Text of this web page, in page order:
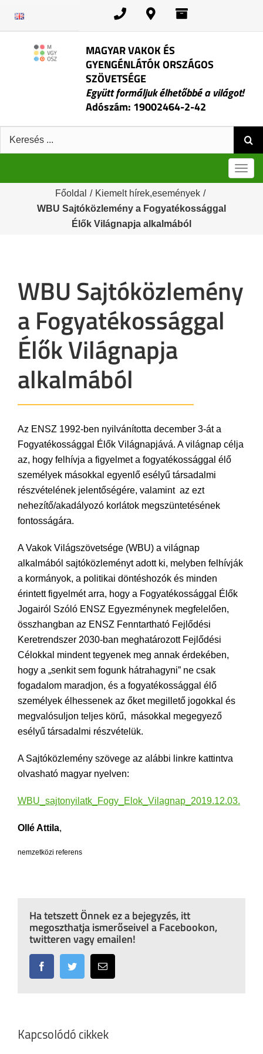
MAGYAR VAKOK ÉS
GYENGÉNLÁTÓK ORSZÁGOS
SZÖVETSÉGE
Együtt formáljuk élhetőbbé a világot!
Adószám: 19002464-2-42
Keresés:
Főoldal / Kiemelt hírek,események /
WBU Sajtóközlemény a Fogyatékossággal
Élők Világnapja alkalmából
WBU Sajtóközlemény
a Fogyatékossággal
Élők Világnapja
alkalmából
Az ENSZ 1992-ben nyilvánította december 3-át a
Fogyatékossággal Élők Világnapjává. A világnap célja
az, hogy felhívja a figyelmet a fogyatékossággal élő
személyek másokkal egyenlő esélyű társadalmi
részvételének jelentőségére, valamint az ezt
nehezítő/akadályozó korlátok megszüntetésének
fontosságára.
A Vakok Világszövetsége (WBU) a világnap
alkalmából sajtóközleményt adott ki, melyben felhívják
a kormányok, a politikai döntéshozók és minden
érintett figyelmét arra, hogy a Fogyatékossággal Élők
Jogairól Szóló ENSZ Egyezménynek megfelelően,
összhangban az ENSZ Fenntartható Fejlődési
Keretrendszer 2030-ban meghatározott Fejlődési
Célokkal mindent tegyenek meg annak érdekében,
hogy a „senkit sem fogunk hátrahagyni” ne csak
fogadalom maradjon, és a fogyatékossággal élő
személyek élhessenek az őket megillető jogokkal és
megvalósuljon teljes körű, másokkal megegyező
esélyű társadalmi részvételük.
A Sajtóközlemény szövege az alábbi linkre kattintva
olvasható magyar nyelven:
WBU_sajtonyilatk_Fogy_Elok_Vilagnap_2019.12.03.
Ollé Attila,
nemzetközi referens
Ha tetszett Önnek ez a bejegyzés, itt
megoszthatja ismerőseivel a Facebookon,
twitteren vagy emailen!
FacebookTwitter Email:
Kapcsolódó cikkek